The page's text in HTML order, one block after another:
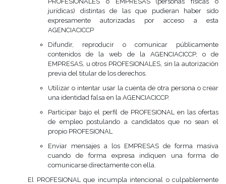
jurídicas) distintas de las que pudieran haber sido
expresamente autorizadas por acceso a esta
AGENCIACICCP
Difundir, reproducir o comunicar públicamente
contenidos de la web de la AGENCIACICCP, o de
EMPRESAS, u otros PROFESIONALES, sin la autorización
previa del titular de los derechos.
Utilizar o intentar usar la cuenta de otra persona o crear
una identidad falsa en la AGENCIACICCP.
Participar bajo el perfil de PROFESIONAL en las ofertas
de empleo postulando a candidatos que no sean el
propio PROFESIONAL
Enviar mensajes a los EMPRESAS de forma masiva
cuando de forma expresa indiquen una forma de
comunicarse directamente con ella.
El PROFESIONAL que incumpla intencional o culpablemente